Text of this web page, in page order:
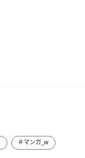
＃マンガ_w